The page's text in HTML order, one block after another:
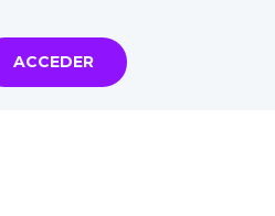
ACCEDER